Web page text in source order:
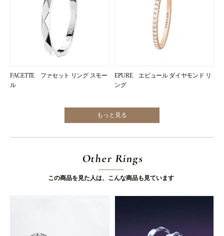
FACETTE ファセット リング スモー
ル
EPURE エピュール ダイヤモンド リ
ング
もっと見る
Other Rings
この商品を見た人は、こんな商品も見ています